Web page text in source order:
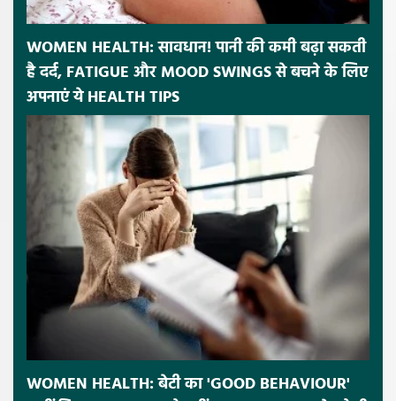
WOMEN HEALTH: सावधान! पानी की कमी बढ़ा सकती
है दर्द, FATIGUE और MOOD SWINGS से बचने के लिए
अपनाएं ये HEALTH TIPS
WOMEN HEALTH: बेटी का 'GOOD BEHAVIOUR'